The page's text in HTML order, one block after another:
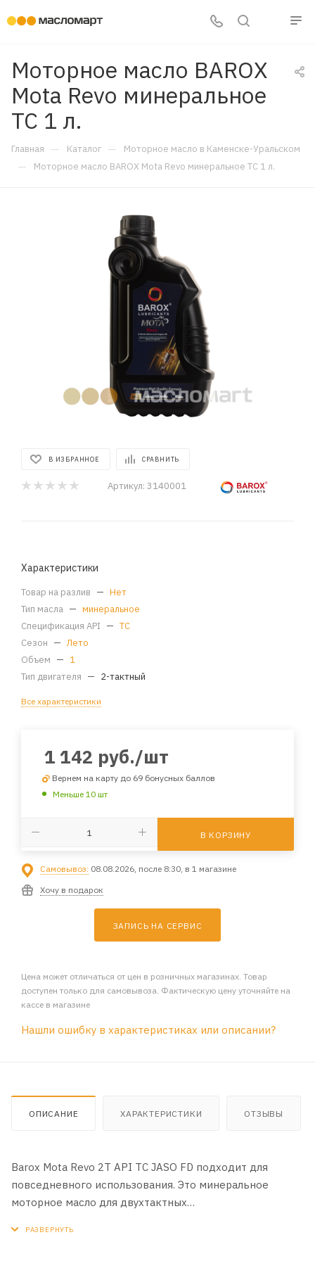
Моторное масло BAROX
Mota Revo минеральное
TC 1 л.
Главная — Каталог — Моторное масло в Каменске-Уральском
— Моторное масло BAROX Mota Revo минеральное TC 1 л.
В ИЗБРАННОЕ СРАВНИТЬ
Артикул: 3140001
Характеристики
Товар на разлив — Нет
Тип масла — минеральное
Спецификация API — TC
Сезон — Лето
Объем — 1
Тип двигателя — 2-тактный
Все характеристики
1 142 руб./шт
Вернем на карту до 69 бонусных баллов
Меньше 10 шт
В КОРЗИНУ
Самовывоз: 08.08.2026, после 8:30, в 1 магазине
Хочу в подарок
ЗАПИСЬ НА СЕРВИС
Цена может отличаться от цен в розничных магазинах. Товар
доступен только для самовывоза. Фактическую цену уточняйте на
кассе в магазине
Нашли ошибку в характеристиках или описании?
ОПИСАНИЕ ХАРАКТЕРИСТИКИ ОТЗЫВЫ
Barox Mota Revo 2T API TC JASO FD подходит для
повседневного использования. Это минеральное
моторное масло для двухтактных